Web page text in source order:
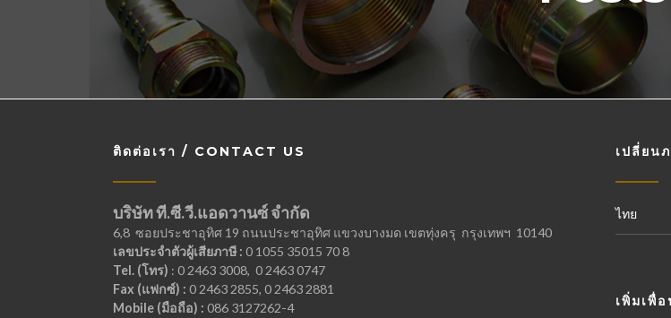
ติดต่อเรา / CONTACT US
บริษัท ที.ซี.วี.แอดวานซ์ จำกัด
6,8 ซอยประชาอุทิศ 19 ถนนประชาอุทิศ แขวงบางมด เขตทุ่งครุ กรุงเทพฯ 10140
เลขประจำตัวผู้เสียภาษี : 0 1055 35015 70 8
Tel. (โทร) : 0 2463 3008, 0 2463 0747
Fax (แฟกซ์) : 0 2463 2855, 0 2463 2881
Mobile (มือถือ) : 086 3127262-4
เปลี่ยน
ไทย
เพิ่มเพื่